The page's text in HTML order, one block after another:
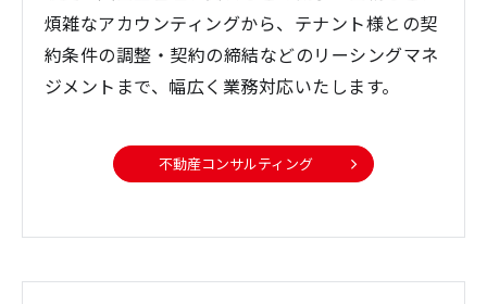
煩雑なアカウンティングから、テナント様との契
約条件の調整・契約の締結などのリーシングマネ
ジメントまで、幅広く業務対応いたします。
不動産コンサルティング